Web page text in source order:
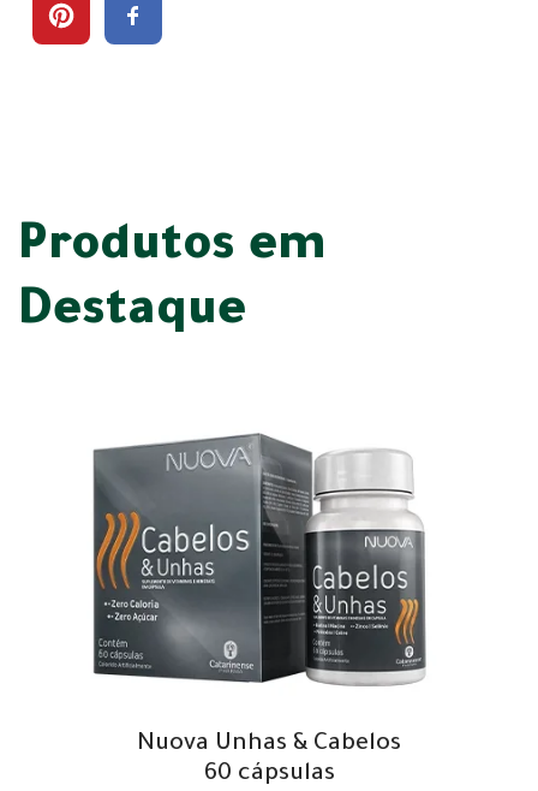
Produtos em
Destaque
Nuova Unhas & Cabelos
60 cápsulas